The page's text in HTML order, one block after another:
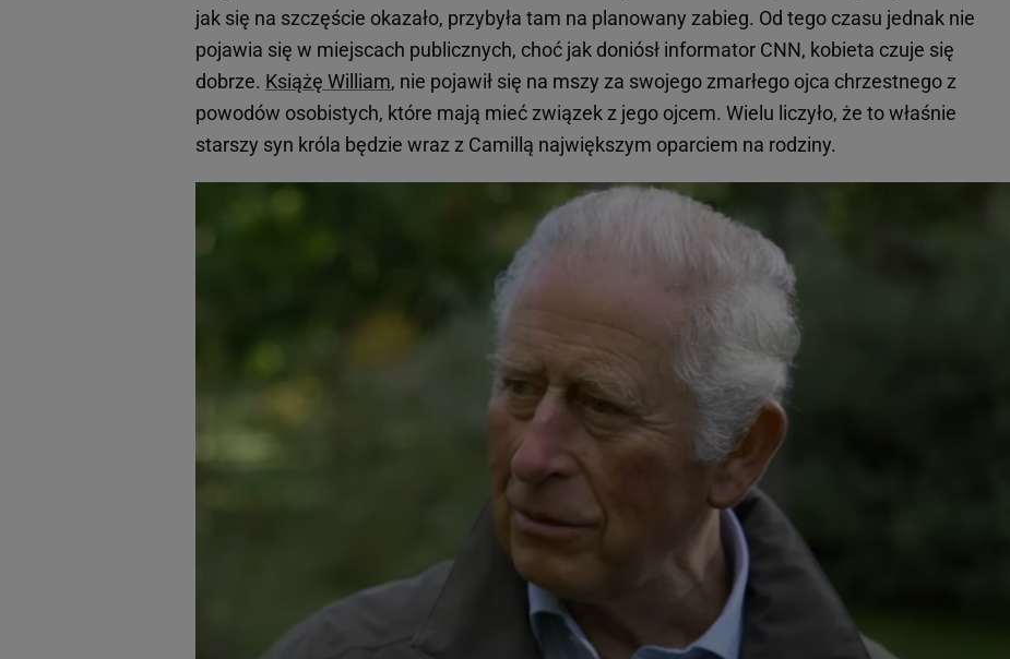
jak się na szczęście okazało, przybyła tam na planowany zabieg. Od tego czasu jednak nie
pojawia się w miejscach publicznych, choć jak doniósł informator CNN, kobieta czuje się
dobrze. Książę William, nie pojawił się na mszy za swojego zmarłego ojca chrzestnego z
powodów osobistych, które mają mieć związek z jego ojcem. Wielu liczyło, że to właśnie
starszy syn króla będzie wraz z Camillą największym oparciem na rodziny.